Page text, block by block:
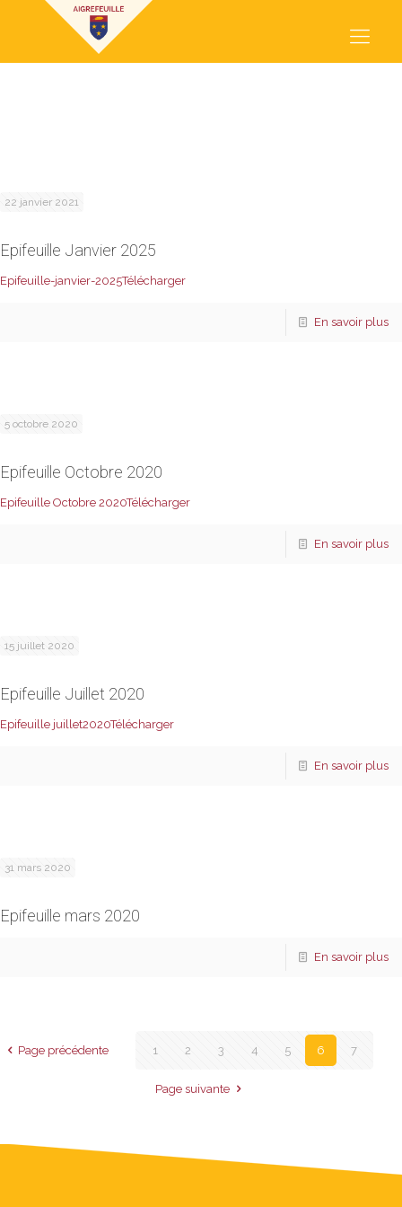
ÉPIFEUILLE
22 janvier 2021
Epifeuille Janvier 2025
Epifeuille-janvier-2025Télécharger
En savoir plus
5 octobre 2020
Epifeuille Octobre 2020
Epifeuille Octobre 2020Télécharger
En savoir plus
15 juillet 2020
Epifeuille Juillet 2020
Epifeuille juillet2020Télécharger
En savoir plus
31 mars 2020
Epifeuille mars 2020
En savoir plus
Page précédente 1 2 3 4 5 6 7
Page suivante